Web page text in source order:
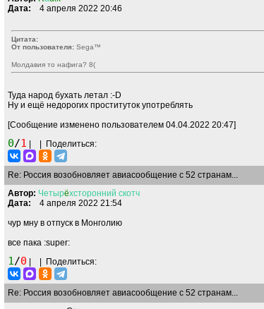
Дата: 4 апреля 2022 20:46
Цитата:
От пользователя: Sega™
Молдавия то нафига? 8(
Туда народ бухать летал :-D
Ну и ещё недорогих проституток употреблять
[Сообщение изменено пользователем 04.04.2022 20:47]
0/1 Поделиться:
Re: Россия возобновляет авиасообщение с 52 странам...
Автор: Четырёхсторонний скотч
Дата: 4 апреля 2022 21:54
чур мну в отпуск в Монголию
все пака :super:
1/0 Поделиться:
Re: Россия возобновляет авиасообщение с 52 странам...